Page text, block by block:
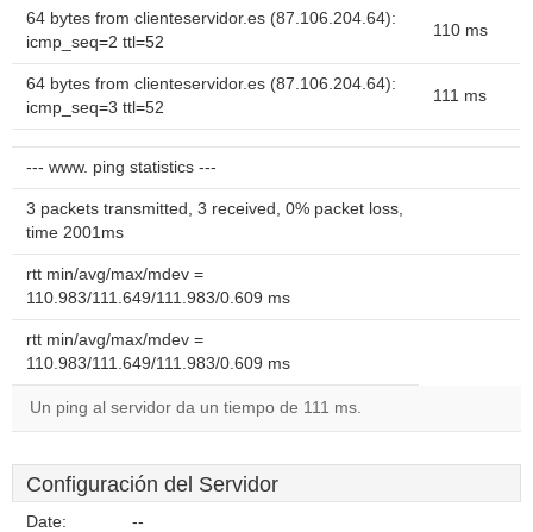
64 bytes from clienteservidor.es (87.106.204.64):
icmp_seq=2 ttl=52
110 ms
64 bytes from clienteservidor.es (87.106.204.64):
icmp_seq=3 ttl=52
111 ms
--- www. ping statistics ---
3 packets transmitted, 3 received, 0% packet loss,
time 2001ms
rtt min/avg/max/mdev =
110.983/111.649/111.983/0.609 ms
rtt min/avg/max/mdev =
110.983/111.649/111.983/0.609 ms
Un ping al servidor da un tiempo de 111 ms.
Configuración del Servidor
Date: --